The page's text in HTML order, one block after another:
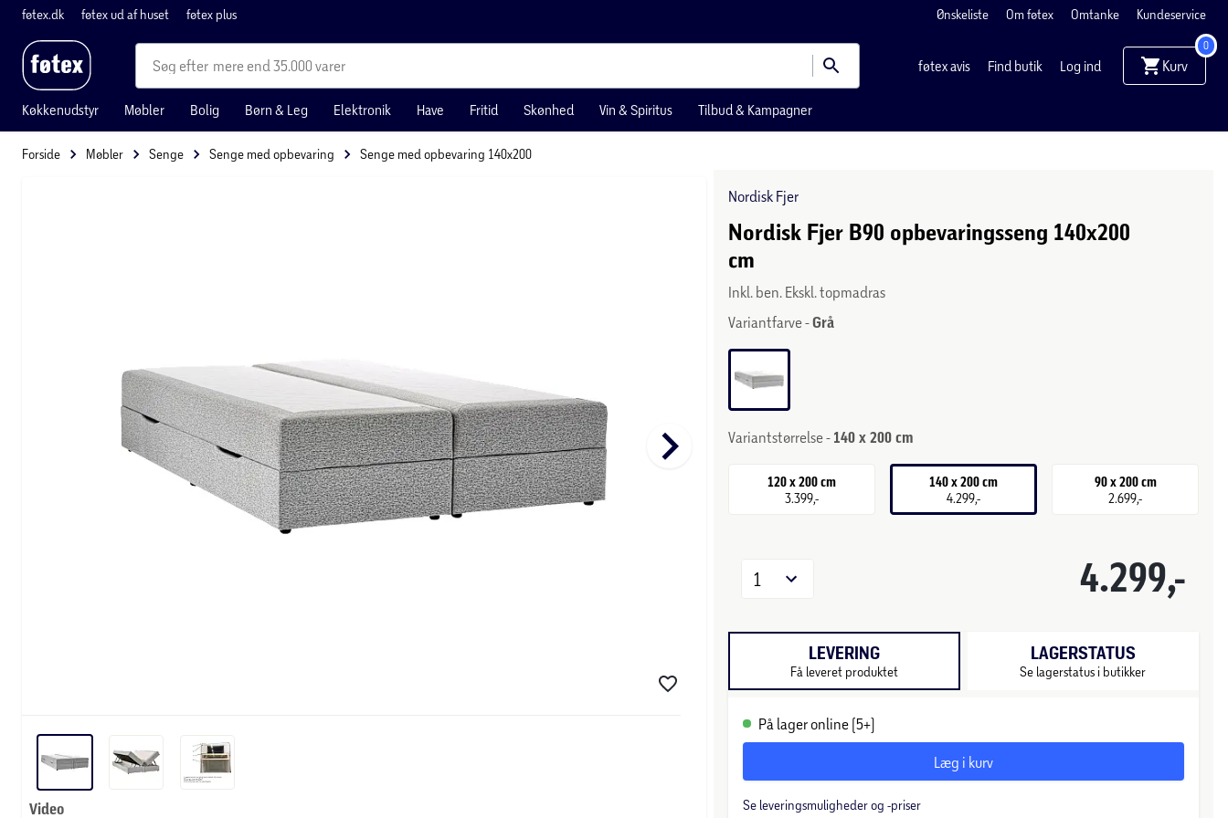
føtex.dk føtex ud af huset føtex plus Ønskeliste Om føtex Omtanke Kundeservice
mere end 35.000 varer føtex avis Find butik Log ind Kurv
0
Køkkenudstyr Møbler Bolig Børn & Leg Elektronik Have Fritid Skønhed Vin & Spiritus Tilbud & Kampagner
Forside Møbler Senge Senge med opbevaring Senge med opbevaring 140x200
keyboard_arrow_right
Video
Nordisk Fjer
Nordisk Fjer B90 opbevaringsseng 140x200
cm
Inkl. ben. Ekskl. topmadras
Variantfarve -Grå
Variantstørrelse - 140 x 200 cm
120 x 200 cm
3.399,-
140 x 200 cm
4.299,-
90 x 200 cm
2.699,-
4.299,-
1
LEVERING
Få leveret produktet
LAGERSTATUS
Se lagerstatus i butikker
På lager online (5+)
Læg i kurv
Se leveringsmuligheder og -priser